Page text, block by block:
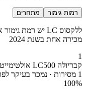
רמות גימור מתחרים
מכירה אחת בשנת 2024
1
קבריולה LC500 אולטימייט אדישן
1 מסירות · נמכר בעיקר לפרטיים
100%